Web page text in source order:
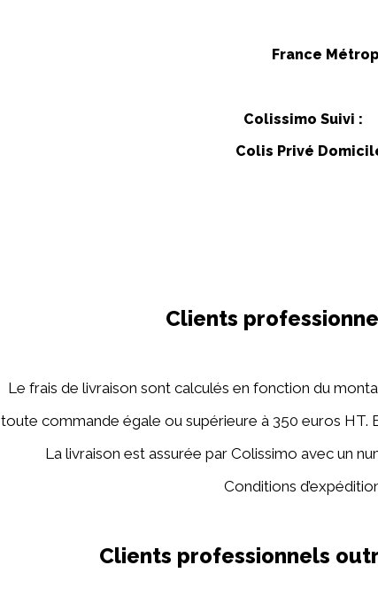
France
Colissimo
Colis Privé
Clients
Le frais de livraison sont calculés en fonction du
toute commande égale ou supérieure à 350 euros HT.
La livraison est assurée par Colissimo avec un
Conditions
Clients professionnels